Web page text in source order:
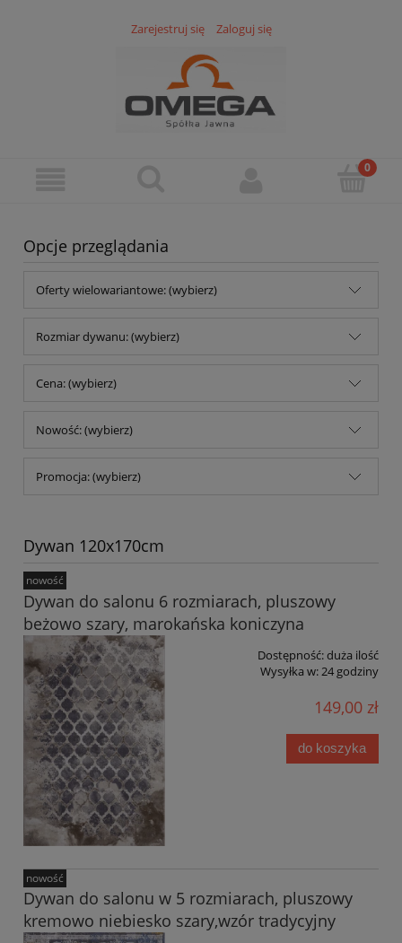
Zarejestruj się Zaloguj się
Opcje przeglądania
Oferty wielowariantowe: (wybierz)
Rozmiar dywanu: (wybierz)
Cena: (wybierz)
Nowość: (wybierz)
Promocja: (wybierz)
Dywan 120x170cm
Dywan do salonu 6 rozmiarach, pluszowy
beżowo szary, marokańska koniczyna
Dostępność:duża ilość
Wysyłka w:24 godziny
149,00 zł
do koszyka
nowość
Dywan do salonu w 5 rozmiarach, pluszowy
kremowo niebiesko szary,wzór tradycyjny
nowość